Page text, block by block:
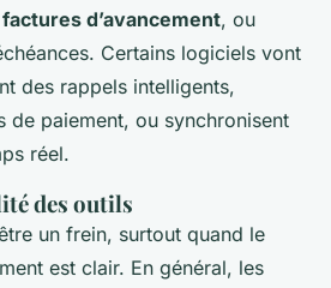
factures d’avancement, ou
Certains logiciels vont
des rappels intelligents,
de paiement, ou synchronisent
réel.
des outils
un frein, surtout quand le
est clair. En général, les